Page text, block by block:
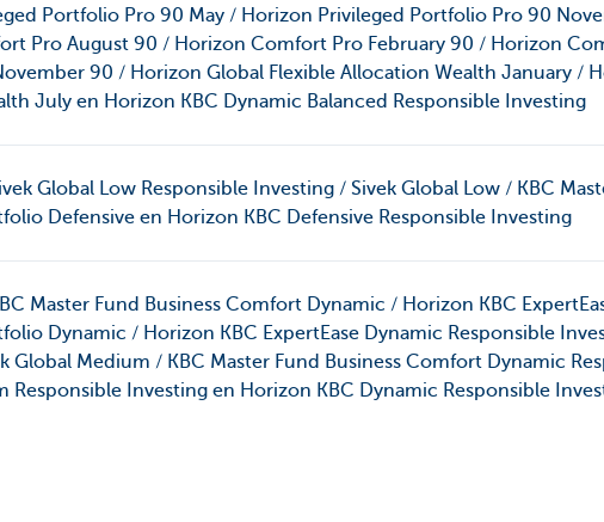
Portfolio Pro 90 May / Horizon Privileged Portfolio Pro 90
Pro August 90 / Horizon Comfort Pro February 90 / Horizon
90 / Horizon Global Flexible Allocation Wealth January /
July en Horizon KBC Dynamic Balanced Responsible Investing
Global Low Responsible Investing / Sivek Global Low / KBC
Defensive en Horizon KBC Defensive Responsible Investing
Master Fund Business Comfort Dynamic / Horizon KBC
Dynamic / Horizon KBC ExpertEase Dynamic Responsible
Global Medium / KBC Master Fund Business Comfort Dynamic
Responsible Investing en Horizon KBC Dynamic Responsible